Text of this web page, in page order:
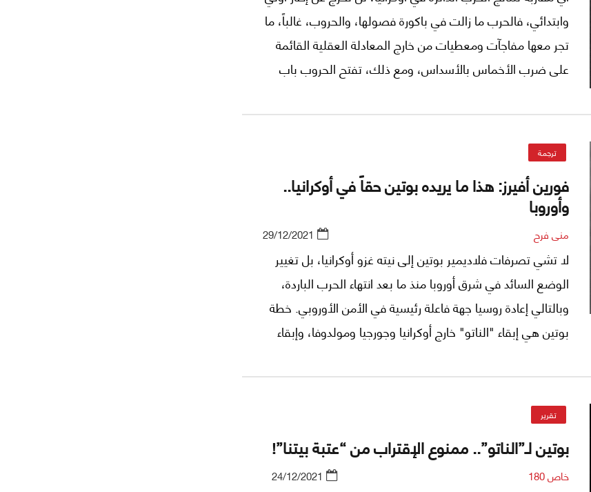
وابتدائي، فالحرب ما زالت في باكورة فصولها، والحروب، غالباً، ما
تجر معها مفاجآت ومعطيات من خارج المعادلة العقلية القائمة
على ضرب الأخماس بالأسداس، ومع ذلك، تفتح الحروب باب
كبير: هل يمكن أن يخطىء أصحاب العقول الإستراتيجية؟
ترجمة
فورين أفيرز: هذا ما يريده بوتين حقاً في أوكرانيا..
وأوروبا
منى فرح 29/12/2021
لا تشي تصرفات فلاديمير بوتين إلى نيته غزو أوكرانيا، بل تغيير
الوضع السائد في شرق أوروبا منذ ما بعد انتهاء الحرب الباردة،
وبالتالي إعادة روسيا جهة فاعلة رئيسية في الأمن الأوروبي. خطة
بوتين هي إبقاء "الناتو" خارج أوكرانيا وجورجيا ومولدوفا، وإبقاء
بوتين لانتخابات 2024، بحسب ديمتري ترينين، مدير مركز
"كارنيغي" في موسكو في هذا التقرير (*).
تقرير
بوتين لـ”الناتو”.. ممنوع الإقتراب من “عتبة بيتنا”!
خاص 180 24/12/2021